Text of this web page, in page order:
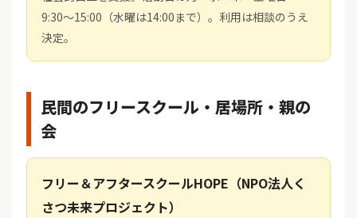
9:30〜15:00（水曜は14:00まで）。利用は相談のうえ
決定。
民間のフリースクール・居場所・親の
会
フリー＆アフタースクールHOPE（NPO法人く
さつ未来プロジェクト）